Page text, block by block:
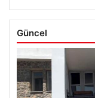
Güncel